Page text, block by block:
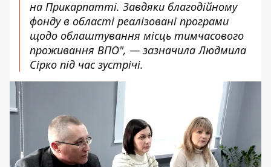
на Прикарпатті. Завдяки благодійному
фонду в області реалізовані програми
щодо облаштування місць тимчасового
проживання ВПО", — зазначила Людмила
Сірко під час зустрічі.